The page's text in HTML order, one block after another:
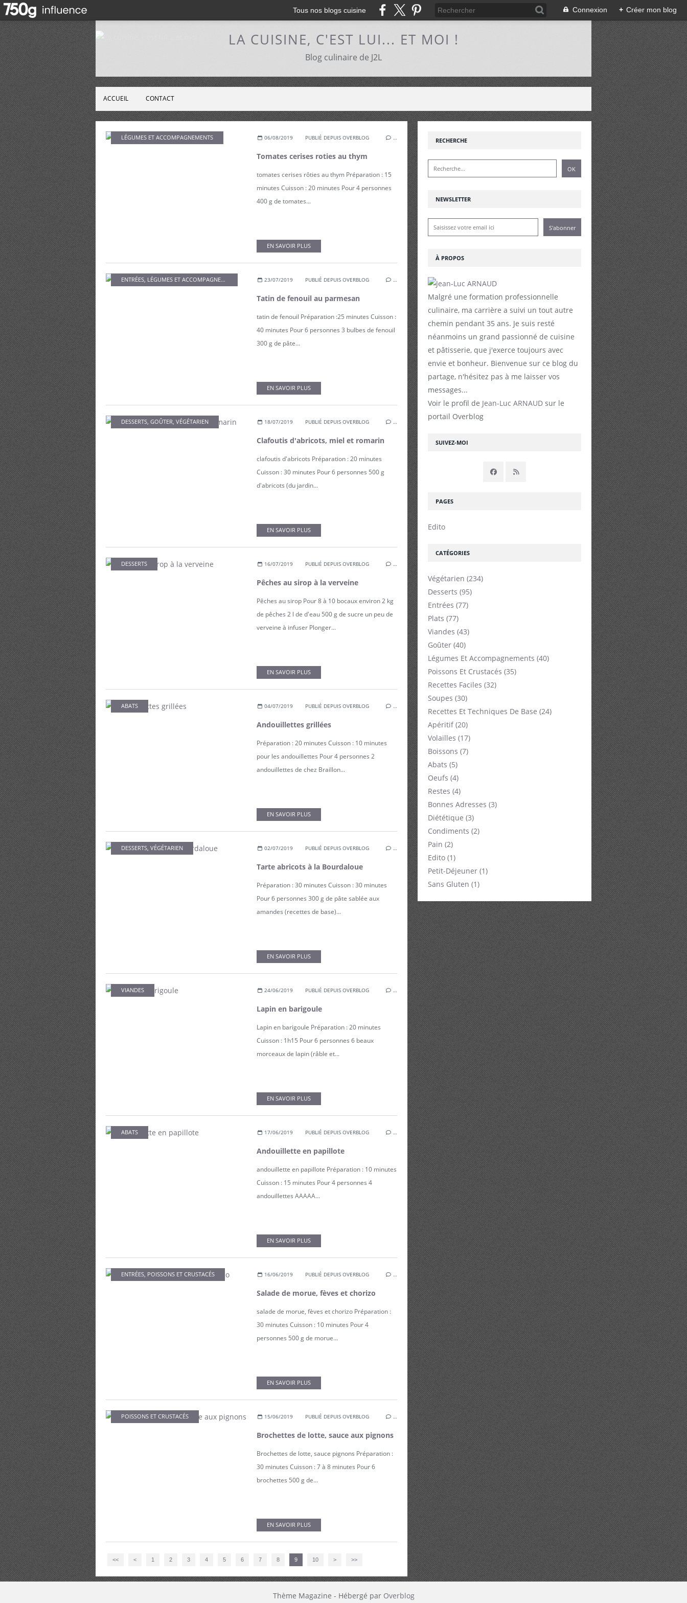
Tous nos blogs cuisine Connexion + Créer mon blog
LA CUISINE, C'EST LUI... ET MOI !
Blog culinaire de J2L
ACCUEIL CONTACT
LÉGUMES ET ACCOMPAGNEMENTS 06/08/2019 PUBLIÉ DEPUIS OVERBLOG …
Tomates cerises roties au thym
tomates cerises rôties au thym Préparation : 15
minutes Cuisson : 20 minutes Pour 4 personnes
400 g de tomates...
EN SAVOIR PLUS
ENTRÉES, LÉGUMES ET ACCOMPAGNEMENTS VÉGÉTARIEN23/07/2019 PUBLIÉ DEPUIS OVERBLOG …
Tatin de fenouil au parmesan
tatin de fenouil Préparation :25 minutes Cuisson :
40 minutes Pour 6 personnes 3 bulbes de fenouil
300 g de pâte...
EN SAVOIR PLUS
DESSERTS, GOÛTER, VÉGÉTARIEN 18/07/2019 PUBLIÉ DEPUIS OVERBLOG …
Clafoutis d'abricots, miel et romarin
clafoutis d'abricots Préparation : 20 minutes
Cuisson : 30 minutes Pour 6 personnes 500 g
d'abricots (du jardin...
EN SAVOIR PLUS
DESSERTS 16/07/2019 PUBLIÉ DEPUIS OVERBLOG …
Pêches au sirop à la verveine
Pêches au sirop Pour 8 à 10 bocaux environ 2 kg
de pêches 2 l de d'eau 500 g de sucre un peu de
verveine à infuser Plonger...
EN SAVOIR PLUS
ABATS 04/07/2019 PUBLIÉ DEPUIS OVERBLOG …
Andouillettes grillées
Préparation : 20 minutes Cuisson : 10 minutes
pour les andouillettes Pour 4 personnes 2
andouillettes de chez Braillon...
EN SAVOIR PLUS
DESSERTS, VÉGÉTARIEN 02/07/2019 PUBLIÉ DEPUIS OVERBLOG …
Tarte abricots à la Bourdaloue
Préparation : 30 minutes Cuisson : 30 minutes
Pour 6 personnes 300 g de pâte sablée aux
amandes (recettes de base)...
EN SAVOIR PLUS
VIANDES 24/06/2019 PUBLIÉ DEPUIS OVERBLOG …
Lapin en barigoule
Lapin en barigoule Préparation : 20 minutes
Cuisson : 1h15 Pour 6 personnes 6 beaux
morceaux de lapin (râble et...
EN SAVOIR PLUS
ABATS 17/06/2019 PUBLIÉ DEPUIS OVERBLOG …
Andouillette en papillote
andouillette en papillote Préparation : 10 minutes
Cuisson : 15 minutes Pour 4 personnes 4
andouillettes AAAAA...
EN SAVOIR PLUS
ENTRÉES, POISSONS ET CRUSTACÉS 16/06/2019 PUBLIÉ DEPUIS OVERBLOG …
Salade de morue, fèves et chorizo
salade de morue, fèves et chorizo Préparation :
30 minutes Cuisson : 10 minutes Pour 4
personnes 500 g de morue...
EN SAVOIR PLUS
POISSONS ET CRUSTACÉS 15/06/2019 PUBLIÉ DEPUIS OVERBLOG …
Brochettes de lotte, sauce aux pignons
Brochettes de lotte, sauce pignons Préparation :
30 minutes Cuisson : 7 à 8 minutes Pour 6
brochettes 500 g de...
EN SAVOIR PLUS
<< < 1 2 3 4 5 6 7 8 9 10 20
30
40
> >>
NEWSLETTER
SUIVEZ-MOI
RECHERCHE
À PROPOS
Malgré une formation professionnelle
culinaire, ma carrière a suivi un tout autre
chemin pendant 35 ans. Je suis resté
néanmoins un grand passionné de cuisine
et pâtisserie, que j'exerce toujours avec
envie et bonheur. Bienvenue sur ce blog du
partage, n'hésitez pas à me laisser vos
messages...
Voir le profil de Jean-Luc ARNAUD sur le
portail Overblog
PAGES
Edito
CATÉGORIES
Végétarien (234)
Desserts (95)
Entrées (77)
Plats (77)
Viandes (43)
Goûter (40)
Légumes Et Accompagnements (40)
Poissons Et Crustacés (35)
Recettes Faciles (32)
Soupes (30)
Recettes Et Techniques De Base (24)
Apéritif(20)
Volailles (17)
Boissons (7)
Abats (5)
Oeufs (4)
Restes (4)
Bonnes Adresses (3)
Diététique (3)
Condiments (2)
Pain (2)
Edito (1)
Petit-Déjeuner (1)
Sans Gluten (1)
Thème Magazine - Hébergé par Overblog